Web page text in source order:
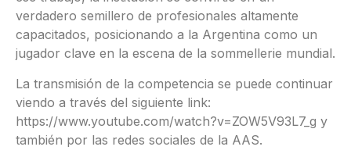
verdadero semillero de profesionales altamente
capacitados, posicionando a la Argentina como un
jugador clave en la escena de la sommellerie mundial.
La transmisión de la competencia se puede continuar
viendo a través del siguiente link:
https://www.youtube.com/watch?v=ZOW5V93L7_g y
también por las redes sociales de la AAS.